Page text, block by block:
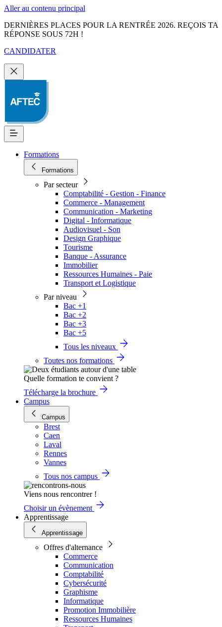
Aller au contenu principal
DERNIÈRES PLACES POUR LA RENTRÉE 2026. REÇOIS TA
RÉPONSE SOUS 72H !
CANDIDATER
Formations
Formations
Par secteur
Comptabilité - Gestion - Finance
Commerce - Management
Communication - Marketing
Digital - Informatique
Audiovisuel - Son
Design Graphique
Tourisme
Banque - Assurance
Immobilier
Ressources Humaines - Paie
Transport et Logistique
Par niveau
Bac +1
Bac +2
Bac +3
Bac +5
Tous les niveaux
Toutes nos formations
Quelle formation te convient ?
Télécharge la brochure
Campus
Campus
Brest
Caen
Laval
Rennes
Vannes
Tous nos campus
Viens nous rencontrer !
Choisir un évènement
Apprentissage
Apprentissage
Offres d'alternance
Commerce
Communication
Comptabilité
Cybersécurité
Graphisme
Informatique
Promotion Immobilière
Ressources Humaines